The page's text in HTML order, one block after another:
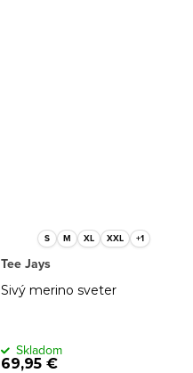
S M XL XXL +1
Sivý merino sveter
Tee Jays
69,95 €
Skladom